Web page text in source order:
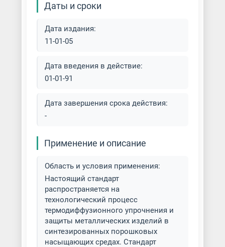
Покрытие металла сплавом
Родирование серебра
Серебрение металла
Травление металла
Фосфатирование металла
Химическая и гальваническая
обработка металла
Хромирование деталей
Даты и сроки
Дата издания:
11-01-05
Дата введения в действие:
01-01-91
Дата завершения срока действия:
-
Применение и описание
Область и условия применения:
Настоящий стандарт
распространяется на
технологический процесс
термодиффузионного упрочнения и
защиты металлических изделий в
синтезированных порошковых
насыщающих средах. Стандарт